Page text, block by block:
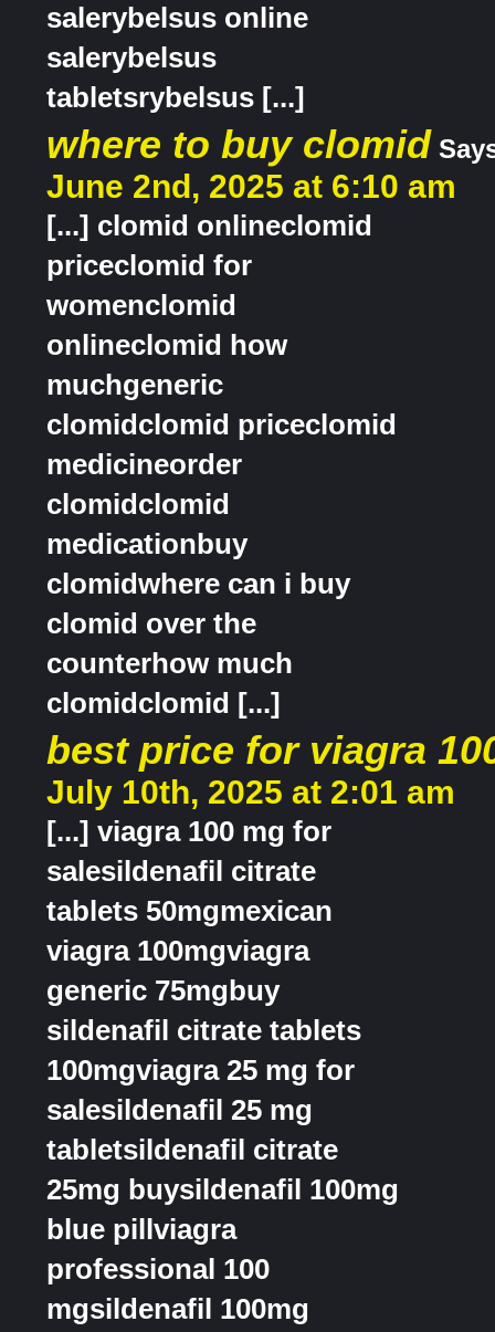
salerybelsus online
salerybelsus
tabletsrybelsus [...]
where to buy clomid
June 2nd, 2025 at 6:10 am
[...] clomid onlineclomid
priceclomid for
womenclomid
onlineclomid how
muchgeneric
clomidclomid priceclomid
medicineorder
clomidclomid
medicationbuy
clomidwhere can i buy
clomid over the
counterhow much
clomidclomid [...]
best price for viagra
July 10th, 2025 at 2:01 am
[...] viagra 100 mg for
salesildenafil citrate
tablets 50mgmexican
viagra 100mgviagra
generic 75mgbuy
sildenafil citrate tablets
100mgviagra 25 mg for
salesildenafil 25 mg
tabletsildenafil citrate
25mg buysildenafil 100mg
blue pillviagra
professional 100
mgsildenafil 100mg